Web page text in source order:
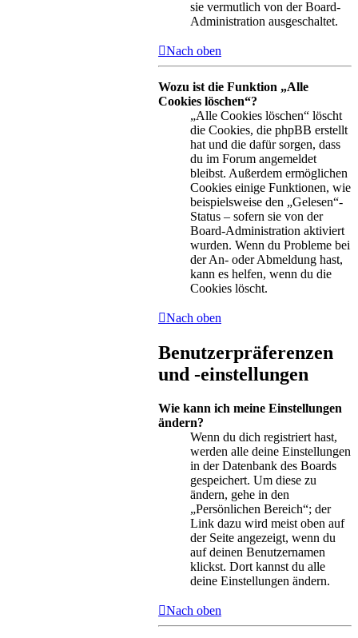
sie vermutlich von der Board-
Administration ausgeschaltet.
Nach oben
Wozu ist die Funktion „Alle
Cookies löschen“?
„Alle Cookies löschen“ löscht
die Cookies, die phpBB erstellt
hat und die dafür sorgen, dass
du im Forum angemeldet
bleibst. Außerdem ermöglichen
Cookies einige Funktionen, wie
beispielsweise den „Gelesen“-
Status – sofern sie von der
Board-Administration aktiviert
wurden. Wenn du Probleme bei
der An- oder Abmeldung hast,
kann es helfen, wenn du die
Cookies löscht.
Nach oben
Benutzerpräferenzen
und -einstellungen
Wie kann ich meine Einstellungen
ändern?
Wenn du dich registriert hast,
werden alle deine Einstellungen
in der Datenbank des Boards
gespeichert. Um diese zu
ändern, gehe in den
„Persönlichen Bereich“; der
Link dazu wird meist oben auf
der Seite angezeigt, wenn du
auf deinen Benutzernamen
klickst. Dort kannst du alle
deine Einstellungen ändern.
Nach oben